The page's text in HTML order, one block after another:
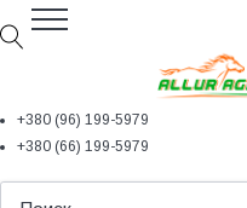
+380 (96) 199-5979
+380 (66) 199-5979